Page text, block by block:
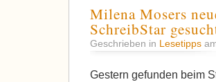
Milena Mosers
SchreibStar
Geschrieben in Lesetipps
Gestern gefunden beim